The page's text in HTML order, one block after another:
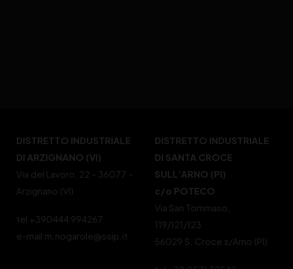
DISTRETTO INDUSTRIALE
DI ARZIGNANO (VI)
Via del Lavoro, 22 – 36077 –
Arzignano (VI)
tel +390444 994267
e-mail m.nogarole@ssip.it
DISTRETTO INDUSTRIALE
DI SANTA CROCE
SULL’ARNO (PI)
c/o POTECO
Via San Tommaso,
119/121/123
56029 S. Croce s/Arno (PI)